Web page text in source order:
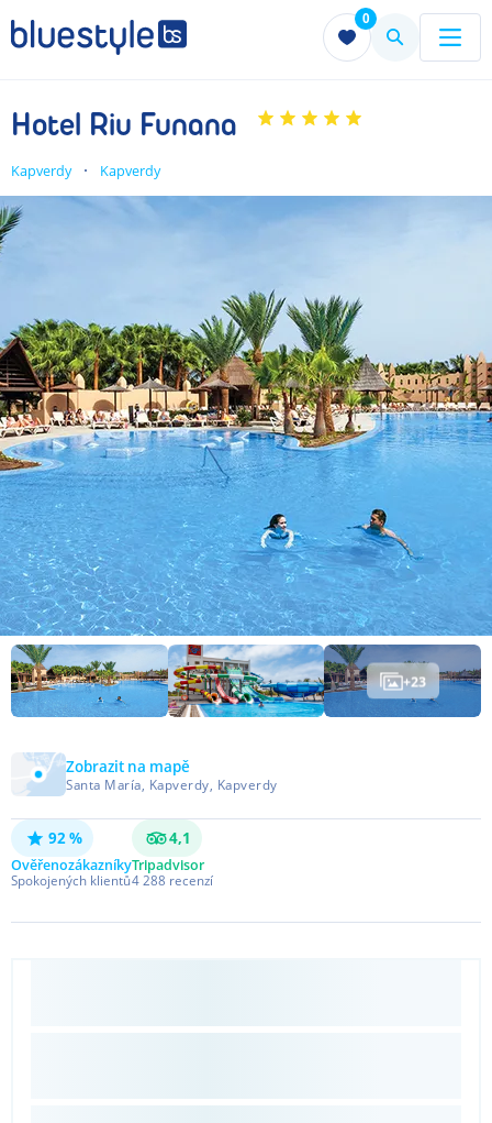
0
Menu Menu
Hotel Riu Funana
Kapverdy Kapverdy
+23
Zobrazit na mapě
Santa María, Kapverdy, Kapverdy
92 %
Ověřenozákazníky
Spokojených klientů
4,1
Tripadvisor
4 288 recenzí